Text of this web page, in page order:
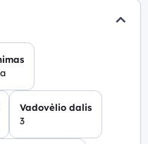
Vadovėlio dalis
3